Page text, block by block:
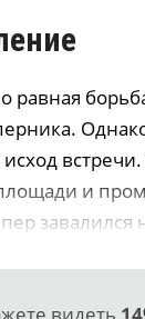
равная
встречи.
и
завалился